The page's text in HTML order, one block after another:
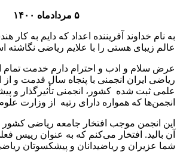
۵ مردادماه ۱۴۰۰
به نام خداوند آفریننده اعداد که دایم به
عالم زیبای هستی را با علایم ریاضی نگاشته
عرض سلام و ادب و احترام دارم خدمت
ریاضی ایران انجمنی با پنجاه سال قدمت و از
علمی ثبت شده کشور، انجمنی تأثیرگذار و
انجمن‌ها که همواره دارای رتبه از وزارت
این انجمن موجب افتخار جامعه ریاضی
آن بالید. افتخار می‌کنم که به عنوان رییس
شما عزیران و ریاضیدانان و پیشکسوتان